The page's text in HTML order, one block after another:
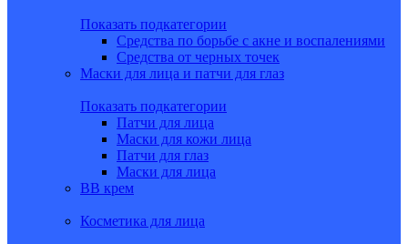
Показать подкатегории
Средства по борьбе с акне и воспалениями
Средства от черных точек
Маски для лица и патчи для глаз
Показать подкатегории
Патчи для лица
Маски для кожи лица
Патчи для глаз
Маски для лица
BB крем
Косметика для лица